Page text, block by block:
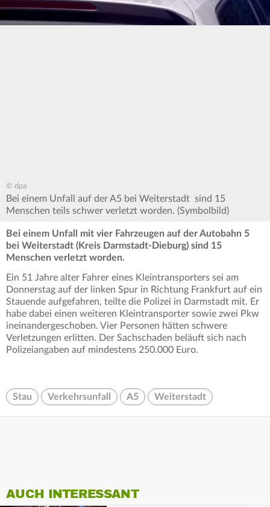
© dpa
Bei einem Unfall auf der A5 bei Weiterstadt sind 15
Menschen teils schwer verletzt worden. (Symbolbild)
Bei einem Unfall mit vier Fahrzeugen auf der Autobahn 5
bei Weiterstadt (Kreis Darmstadt-Dieburg) sind 15
Menschen verletzt worden.
Ein 51 Jahre alter Fahrer eines Kleintransporters sei am
Donnerstag auf der linken Spur in Richtung Frankfurt auf ein
Stauende aufgefahren, teilte die Polizei in Darmstadt mit. Er
habe dabei einen weiteren Kleintransporter sowie zwei Pkw
ineinandergeschoben. Vier Personen hätten schwere
Verletzungen erlitten. Der Sachschaden beläuft sich nach
Polizeiangaben auf mindestens 250.000 Euro.
Stau Verkehrsunfall A5 Weiterstadt
AUCH INTERESSANT